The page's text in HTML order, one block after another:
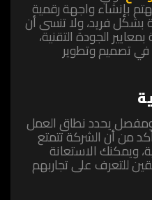
بإنشاء واجهة رقمية
بشكل فريد، ولا تنسى أن
الجودة التقنية،
في تصميم وتطوير
يحدد نطاق العمل
من أن الشركة تتمتع
ويمكنك الاستعانة
للتعرف على تجاربهم